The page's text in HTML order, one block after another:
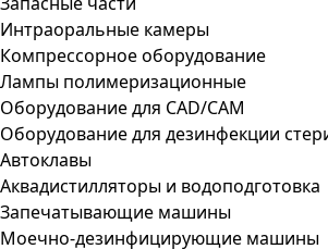
Интраоральные камеры
Компрессорное оборудование
Лампы полимеризационные
Оборудование для CAD/CAM
Оборудование для дезинфекции
Автоклавы
Аквадистилляторы и водоподготовка
Запечатывающие машины
Моечно-дезинфицирующие машины